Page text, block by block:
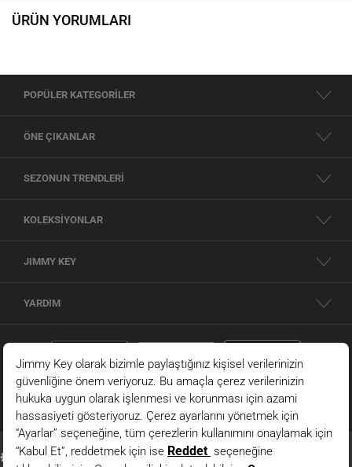
ÜRÜN YORUMLARI
POPÜLER KATEGORİLER
ÖNE ÇIKANLAR
SEZONUN TRENDLERİ
KOLEKSİYONLAR
JIMMY KEY
YARDIM